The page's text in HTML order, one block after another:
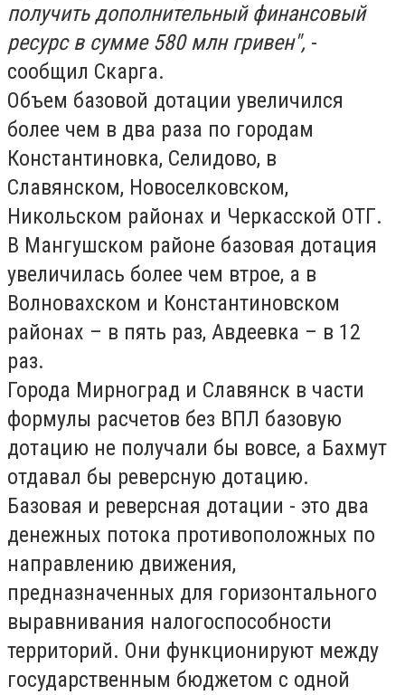
получить дополнительный финансовый
ресурс в сумме 580 млн гривен", -
сообщил Скарга.
Объем базовой дотации увеличился
более чем в два раза по городам
Константиновка, Селидово, в
Славянском, Новоселковском,
Никольском районах и Черкасской ОТГ.
В Мангушском районе базовая дотация
увеличилась более чем втрое, а в
Волновахском и Константиновском
районах – в пять раз, Авдеевка – в 12
раз.
Города Мирноград и Славянск в части
формулы расчетов без ВПЛ базовую
дотацию не получали бы вовсе, а Бахмут
отдавал бы реверсную дотацию.
Базовая и реверсная дотации - это два
денежных потока противоположных по
направлению движения,
предназначенных для горизонтального
выравнивания налогоспособности
территорий. Они функционируют между
государственным бюджетом с одной